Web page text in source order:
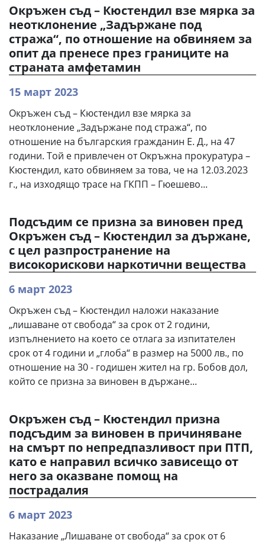
Окръжен съд – Кюстендил взе мярка за
неотклонение „Задържане под
стража“, по отношение на обвиняем за
опит да пренесе през границите на
страната амфетамин
15 март 2023
Окръжен съд – Кюстендил взе мярка за
неотклонение „Задържане под стража“, по
отношение на българския гражданин Е. Д., на 47
години. Той е привлечен от Окръжна прокуратура –
Кюстендил, като обвиняем за това, че на 12.03.2023
г., на изходящо трасе на ГКПП – Гюешево...
Подсъдим се призна за виновен пред
Окръжен съд – Кюстендил за държане,
с цел разпространение на
високорискови наркотични вещества
6 март 2023
Окръжен съд – Кюстендил наложи наказание
„лишаване от свобода“ за срок от 2 години,
изпълнението на което се отлага за изпитателен
срок от 4 години и „глоба“ в размер на 5000 лв., по
отношение на 30 - годишен жител на гр. Бобов дол,
който се призна за виновен в държане...
Окръжен съд – Кюстендил призна
подсъдим за виновен в причиняване
на смърт по непредпазливост при ПТП,
като е направил всичко зависещо от
него за оказване помощ на
пострадалия
6 март 2023
Наказание „Лишаване от свобода“ за срок от 6